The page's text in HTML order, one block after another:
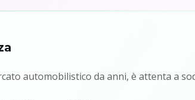
automobilistico da anni, è attenta a